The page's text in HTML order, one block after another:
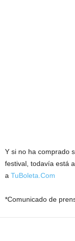
Y si no ha comprado
festival, todavía está
a TuBoleta.Com
*Comunicado de